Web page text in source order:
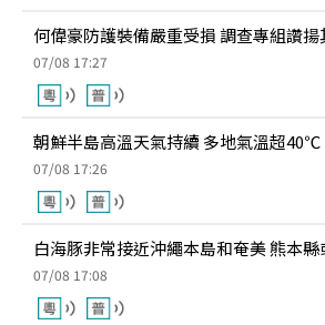
何偉豪防護裝備嚴重受損 調查專組讚
07/08 17:27
朝鮮半島高溫天氣持續 多地氣溫超40℃
07/08 17:26
白海豚非常接近沖繩本島和奄美 熊本
07/08 17:08